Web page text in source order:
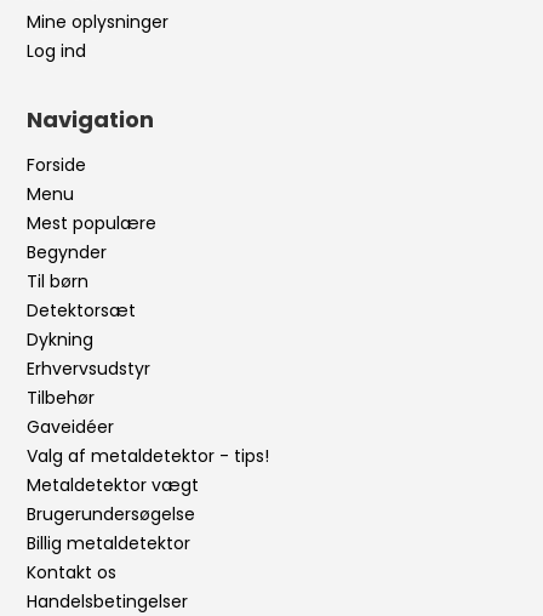
Mine oplysninger
Log ind
Navigation
Forside
Menu
Mest populære
Begynder
Til børn
Detektorsæt
Dykning
Erhvervsudstyr
Tilbehør
Gaveidéer
Valg af metaldetektor - tips!
Metaldetektor vægt
Brugerundersøgelse
Billig metaldetektor
Kontakt os
Handelsbetingelser